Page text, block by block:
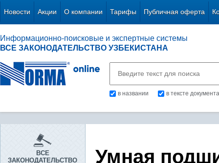
Новости Акции О компании Тарифы Публичная оферта
Информационно-поисковые и экспертные системы
ВСЕ ЗАКОНОДАТЕЛЬСТВО УЗБЕКИСТАНА
в названии в тексте документа
ВСЕ
ЗАКОНОДАТЕЛЬСТВО
Умная